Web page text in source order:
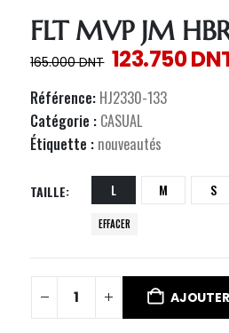
FLT MVP JM
165.000DNT 123.750
Référence: HJ2330-133
Catégorie : CASUAL
Étiquette : nouveautés
TAILLE L M S
EFFACER